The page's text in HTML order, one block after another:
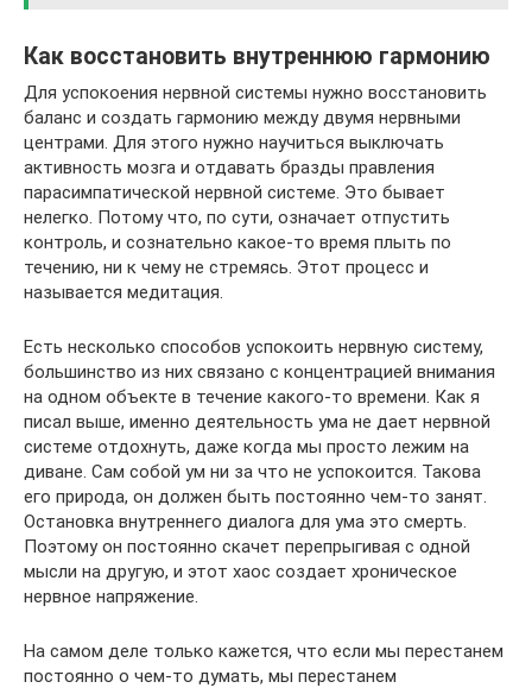
Как восстановить внутреннюю гармонию
Для успокоения нервной системы нужно восстановить
баланс и создать гармонию между двумя нервными
центрами. Для этого нужно научиться выключать
активность мозга и отдавать бразды правления
парасимпатической нервной системе. Это бывает
нелегко. Потому что, по сути, означает отпустить
контроль, и сознательно какое-то время плыть по
течению, ни к чему не стремясь. Этот процесс и
называется медитация.
Есть несколько способов успокоить нервную систему,
большинство из них связано с концентрацией внимания
на одном объекте в течение какого-то времени. Как я
писал выше, именно деятельность ума не дает нервной
системе отдохнуть, даже когда мы просто лежим на
диване. Сам собой ум ни за что не успокоится. Такова
его природа, он должен быть постоянно чем-то занят.
Остановка внутреннего диалога для ума это смерть.
Поэтому он постоянно скачет перепрыгивая с одной
мысли на другую, и этот хаос создает хроническое
нервное напряжение.
На самом деле только кажется, что если мы перестанем
постоянно о чем-то думать, мы перестанем